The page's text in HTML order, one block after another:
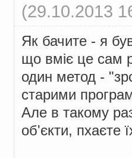
(29.10.2013
Як бачите - я
що вміє це сам
один метод -
старими
Але в такому
об'єкти, пхаєте